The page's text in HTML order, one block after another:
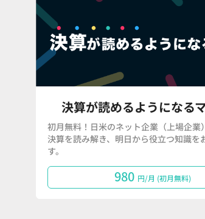
決算が読めるようになる
初月無料！日米のネット企業（上場企業
決算を読み解き、明日から役立つ知識を
す。
980 円/月 (初月無料)